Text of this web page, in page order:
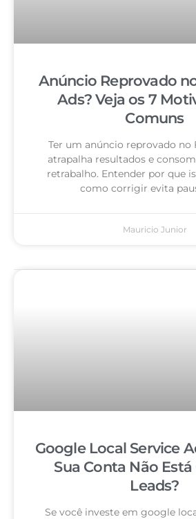
Anúncio Reprovado
Ads? Veja os 7
Comuns
Ter um anúncio reprovado no
atrapalha resultados e
retrabalho. Entender por que
como corrigir evita
Mauricio Junior
Google Local Service
Sua Conta Não
Leads?
Se você investe em google